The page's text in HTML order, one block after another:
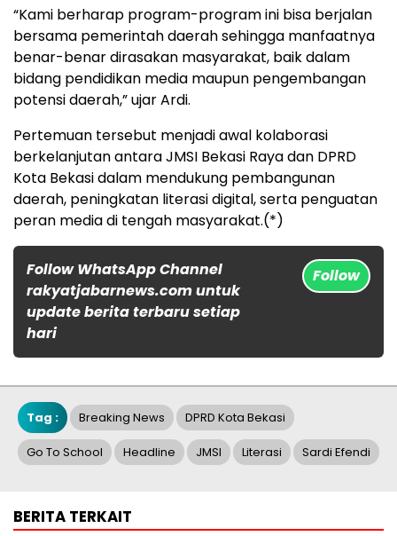
“Kami berharap program-program ini bisa berjalan
bersama pemerintah daerah sehingga manfaatnya
benar-benar dirasakan masyarakat, baik dalam
bidang pendidikan media maupun pengembangan
potensi daerah,” ujar Ardi.
Pertemuan tersebut menjadi awal kolaborasi
berkelanjutan antara JMSI Bekasi Raya dan DPRD
Kota Bekasi dalam mendukung pembangunan
daerah, peningkatan literasi digital, serta penguatan
peran media di tengah masyarakat.(*)
Follow WhatsApp Channel
rakyatjabarnews.com untuk
update berita terbaru setiap
hari
Follow
Tag : Breaking News DPRD Kota Bekasi
Go To School Headline JMSI Literasi Sardi Efendi
BERITA TERKAIT